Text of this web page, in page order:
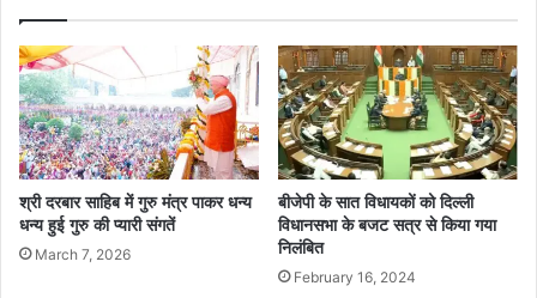
श्री दरबार साहिब में गुरु मंत्र पाकर धन्य
धन्य हुई गुरु की प्यारी संगतें
March 7, 2026
बीजेपी के सात विधायकों को दिल्ली
विधानसभा के बजट सत्र से किया गया
निलंबित
February 16, 2024